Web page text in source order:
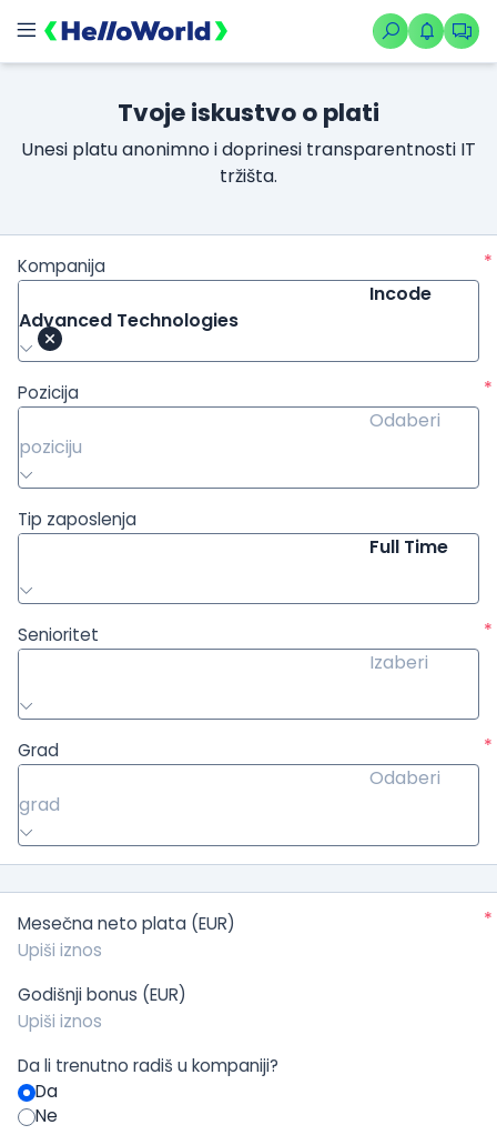
Tvoje iskustvo o plati
Unesi platu anonimno i doprinesi transparentnosti IT
tržišta.
Kompanija
*
Incode
Advanced Technologies
Pozicija
*
Odaberi
poziciju
Tip zaposlenja
Full Time
Senioritet
*
Izaberi
Grad
*
Odaberi
grad
Mesečna neto plata (EUR) *
Godišnji bonus (EUR)
Da li trenutno radiš u kompaniji?
Da
Ne